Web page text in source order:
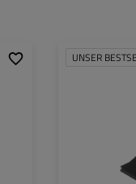
UNSER